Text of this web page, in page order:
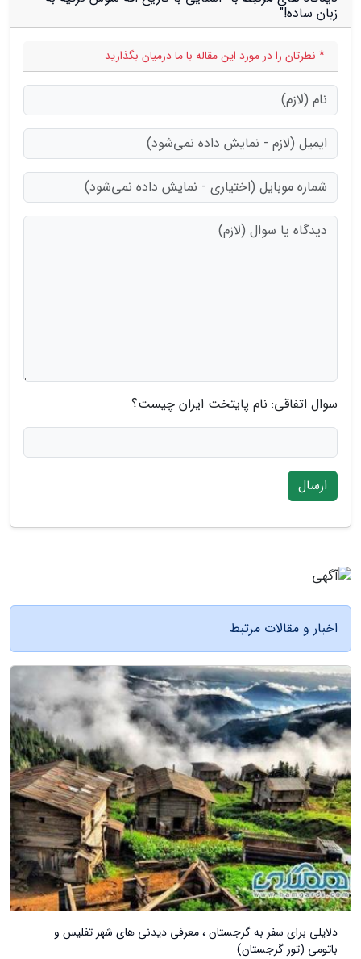
زبان ساده!"
* نظرتان را در مورد این مقاله با ما درمیان بگذارید
سوال اتفاقی: نام پایتخت ایران چیست؟
ارسال
اخبار و مقالات مرتبط
دلایلی برای سفر به گرجستان ، معرفی دیدنی های شهر تفلیس و
باتومی (تور گرجستان)